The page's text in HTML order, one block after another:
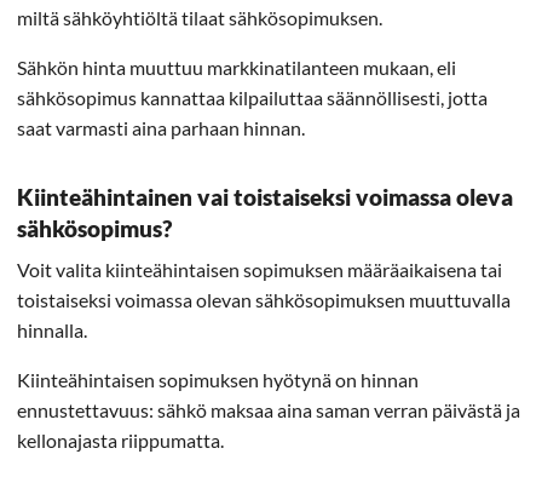
miltä sähköyhtiöltä tilaat sähkösopimuksen.
Sähkön hinta muuttuu markkinatilanteen mukaan, eli
sähkösopimus kannattaa kilpailuttaa säännöllisesti, jotta
saat varmasti aina parhaan hinnan.
Kiinteähintainen vai toistaiseksi voimassa oleva
sähkösopimus?
Voit valita kiinteähintaisen sopimuksen määräaikaisena tai
toistaiseksi voimassa olevan sähkösopimuksen muuttuvalla
hinnalla.
Kiinteähintaisen sopimuksen hyötynä on hinnan
ennustettavuus: sähkö maksaa aina saman verran päivästä ja
kellonajasta riippumatta.